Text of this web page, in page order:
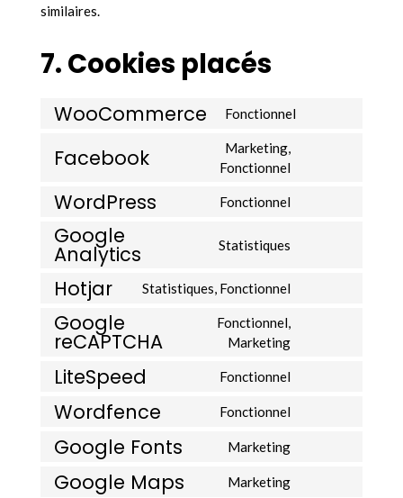
similaires.
7. Cookies placés
WooCommerce Fonctionnel
Facebook
Marketing,
Fonctionnel
WordPress Fonctionnel
Google
Analytics Statistiques
Hotjar Statistiques, Fonctionnel
Google
reCAPTCHA
Fonctionnel,
Marketing
LiteSpeed Fonctionnel
Wordfence Fonctionnel
Google Fonts Marketing
Google Maps Marketing